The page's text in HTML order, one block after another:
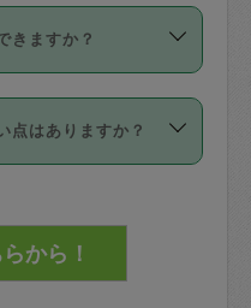
さんの登録に際
険について教えて
、スポット契約
下のキャンセル
依頼料金の50%
メニューはありま
頼を活用するこ
たタスカジさんを
なるタスカジさ
タスカジさんに
きますか？
スカジさんの同意
ののち、タスカ
十分な信頼関係が
にタスカジさん
点はありますか？
カーや金庫に入
理するよう心掛